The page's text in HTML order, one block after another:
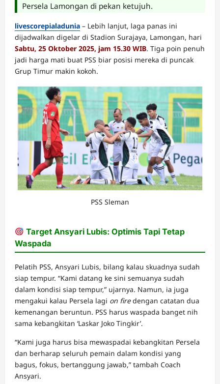
Persela Lamongan di pekan ketujuh.
livescorepialadunia – Lebih lanjut, laga panas ini
dijadwalkan digelar di Stadion Surajaya, Lamongan, hari
Sabtu, 25 Oktober 2025, jam 15.30 WIB. Tiga poin penuh
jadi harga mati buat PSS biar posisi mereka di puncak
Grup Timur makin kokoh.
indonesia
PSS Sleman
Target Ansyari Lubis: Optimis Tapi Tetap
Waspada
Pelatih PSS, Ansyari Lubis, bilang kalau skuadnya sudah
siap tempur. “Kami datang ke sini semuanya sudah
dalam kondisi siap tempur,” ujarnya. Namun, ia juga
mengakui kalau Persela lagi on firedengan catatan dua
kemenangan beruntun. PSS harus waspada banget nih
sama kebangkitan ‘Laskar Joko Tingkir’.
“Kami juga harus bisa mewaspadai kebangkitan Persela
dan berharap seluruh pemain dalam kondisi yang
bagus, fokus, bertanggung jawab,” tambah Coach
Ansyari.